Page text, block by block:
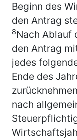
Beginn des
den Antrag
8Nach Ablauf
den Antrag
jedes
Ende des
nach